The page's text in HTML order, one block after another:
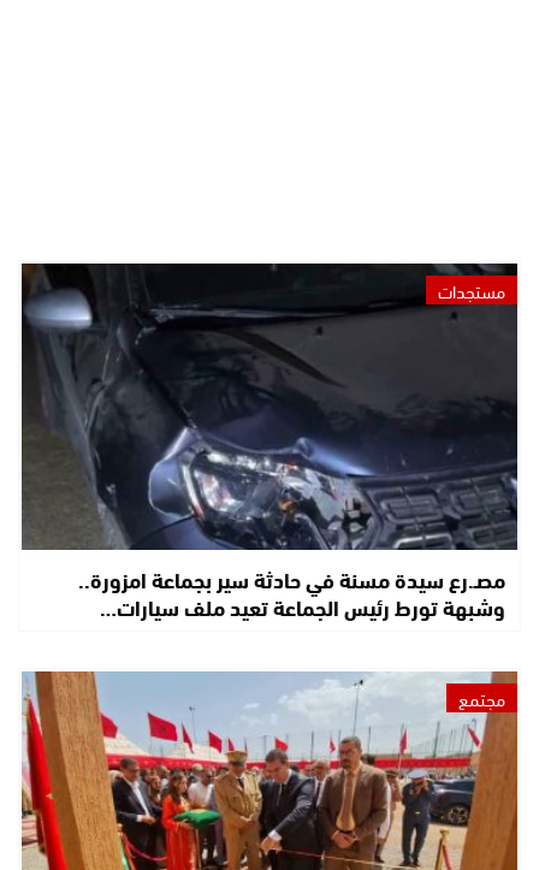
مستجدات
مصـ.رع سيدة مسنة في حادثة سير بجماعة امزورة..
وشبهة تورط رئيس الجماعة تعيد ملف سيارات…
مجتمع